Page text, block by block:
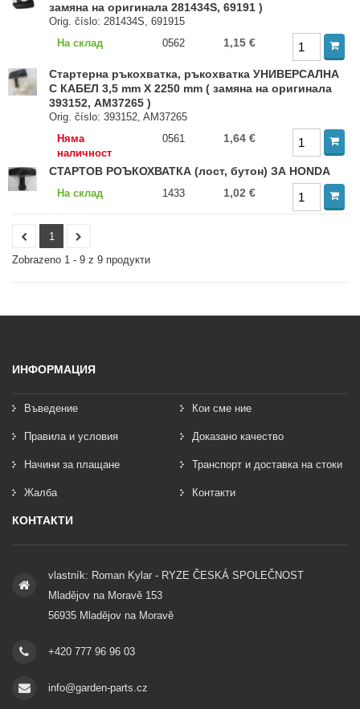
замяна на оригинала 281434S, 69191 )
Orig. číslo: 281434S, 691915
На склад
0562 1,15 €
Стартерна ръкохватка, ръкохватка УНИВЕРСАЛНА
С КАБЕЛ 3,5 mm X 2250 mm ( замяна на оригинала
393152, AM37265 )
Orig. číslo: 393152, AM37265
Няма
наличност
0561 1,64 €
СТАРТОВ РОЪКОХВАТКА (лост, бутон) ЗА HONDA
На склад 1433 1,02 €
1
Zobrazeno 1 - 9 z 9 продукти
ИНФОРМАЦИЯ
Въведение Кои сме ние
Правила и условия Доказано качество
Начини за плащане Транспорт и доставка на стоки
Жалба Контакти
КОНТАКТИ
vlastník: Roman Kylar - RYZE ČESKÁ SPOLEČNOST
Mladějov na Moravě 153
56935 Mladějov na Moravě
+420 777 96 96 03
info@garden-parts.cz